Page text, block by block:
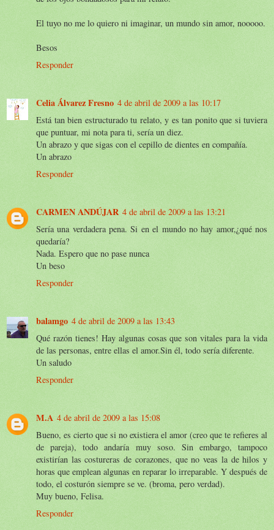
El tuyo no me lo quiero ni imaginar, un mundo sin amor, nooooo.
Besos
Responder
Celia Álvarez Fresno 4 de abril de 2009 a las 10:17
Está tan bien estructurado tu relato, y es tan ponito que si tuviera
que puntuar, mi nota para ti, sería un diez.
Un abrazo y que sigas con el cepillo de dientes en compañía.
Un abrazo
Responder
CARMEN ANDÚJAR 4 de abril de 2009 a las 13:21
Sería una verdadera pena. Si en el mundo no hay amor,¿qué nos
quedaría?
Nada. Espero que no pase nunca
Un beso
Responder
balamgo 4 de abril de 2009 a las 13:43
Qué razón tienes! Hay algunas cosas que son vitales para la vida
de las personas, entre ellas el amor.Sin él, todo sería diferente.
Un saludo
Responder
M.A 4 de abril de 2009 a las 15:08
Bueno, es cierto que si no existiera el amor (creo que te refieres al
de pareja), todo andaría muy soso. Sin embargo, tampoco
existirían las costureras de corazones, que no veas la de hilos y
horas que emplean algunas en reparar lo irreparable. Y después de
todo, el costurón siempre se ve. (broma, pero verdad).
Muy bueno, Felisa.
Responder